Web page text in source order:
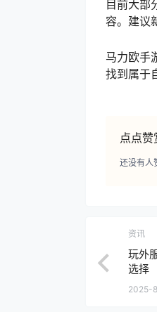
目前大部
容。建议
马力欧手
找到属于
点点
还没有人
资讯
玩外
选择
2025-